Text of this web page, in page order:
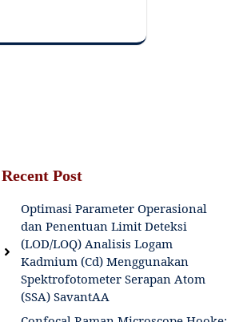
Recent Post
Optimasi Parameter Operasional
dan Penentuan Limit Deteksi
(LOD/LOQ) Analisis Logam
Kadmium (Cd) Menggunakan
Spektrofotometer Serapan Atom
(SSA) SavantAA